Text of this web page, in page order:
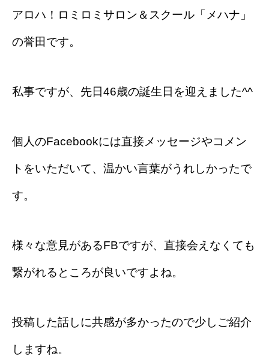
アロハ！ロミロミサロン＆スクール「メハナ」
の誉田です。
私事ですが、先日46歳の誕生日を迎えました^^
個人のFacebookには直接メッセージやコメン
トをいただいて、温かい言葉がうれしかったで
す。
様々な意見があるFBですが、直接会えなくても
繋がれるところが良いですよね。
投稿した話しに共感が多かったので少しご紹介
しますね。